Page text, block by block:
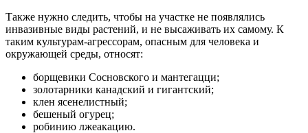
Также нужно следить, чтобы на участке не появлялись
инвазивные виды растений, и не высаживать их самому. К
таким культурам-агрессорам, опасным для человека и
окружающей среды, относят:
борщевики Сосновского и мантегацци;
золотарники канадский и гигантский;
клен ясенелистный;
бешеный огурец;
робинию лжеакацию.